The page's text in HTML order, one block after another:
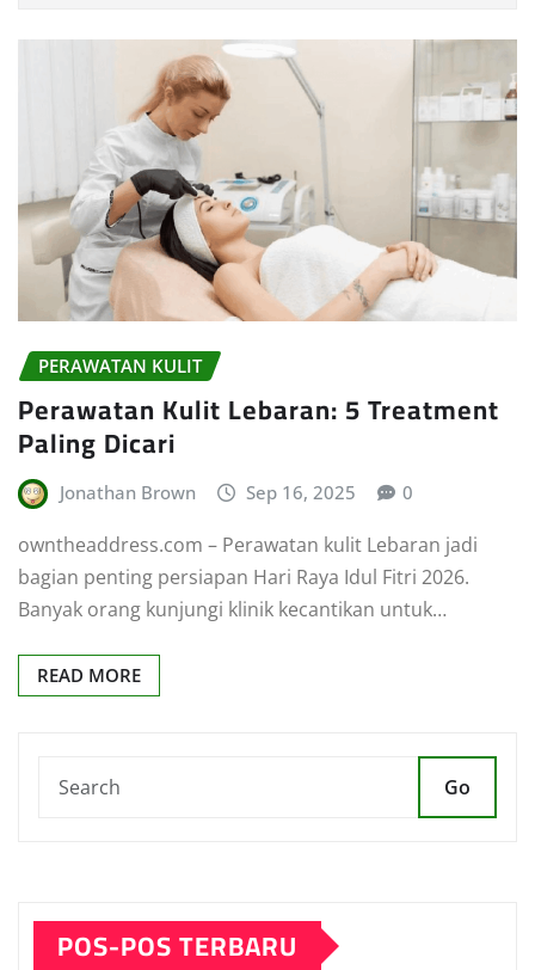
PERAWATAN KULIT
Perawatan Kulit Lebaran: 5 Treatment
Paling Dicari
Jonathan Brown Sep 16, 2025 0
owntheaddress.com – Perawatan kulit Lebaran jadi
bagian penting persiapan Hari Raya Idul Fitri 2026.
Banyak orang kunjungi klinik kecantikan untuk…
READ MORE
Go
POS-POS TERBARU